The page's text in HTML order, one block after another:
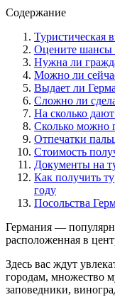
Содержание
Туристическая
Оцените шансы
Нужна ли
Можно ли
Выдает ли
Сложно ли
На сколько
Сколько можно
Отпечатки
Стоимость
Документы на
Как получить
году
Посольства
Германия —
расположенная в
Здесь вас ждут
городам, множество
заповедники,